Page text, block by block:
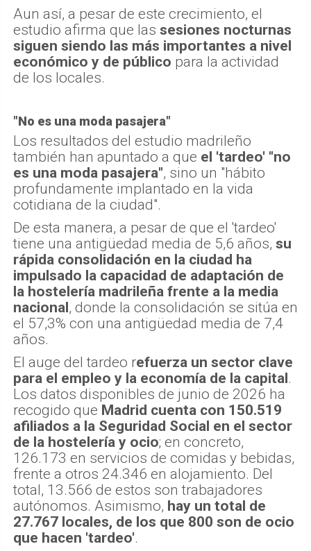
Aun así, a pesar de este crecimiento, el
estudio afirma que las sesiones nocturnas
siguen siendo las más importantes a nivel
económico y de público para la actividad
de los locales.
"No es una moda pasajera"
Los resultados del estudio madrileño
también han apuntado a que el 'tardeo' "no
es una moda pasajera", sino un "hábito
profundamente implantado en la vida
cotidiana de la ciudad".
De esta manera, a pesar de que el 'tardeo'
tiene una antigüedad media de 5,6 años, su
rápida consolidación en la ciudad ha
impulsado la capacidad de adaptación de
la hostelería madrileña frente a la media
nacional, donde la consolidación se sitúa en
el 57,3% con una antigüedad media de 7,4
años.
El auge del tardeo refuerza un sector clave
para el empleo y la economía de la capital.
Los datos disponibles de junio de 2026 ha
recogido que Madrid cuenta con 150.519
afiliados a la Seguridad Social en el sector
de la hostelería y ocio; en concreto,
126.173 en servicios de comidas y bebidas,
frente a otros 24.346 en alojamiento. Del
total, 13.566 de estos son trabajadores
autónomos. Asimismo, hay un total de
27.767 locales, de los que 800 son de ocio
que hacen 'tardeo'.